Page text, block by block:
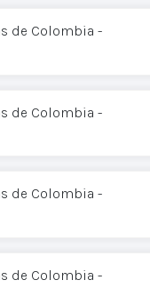
de Colombia -
de Colombia -
de Colombia -
de Colombia -